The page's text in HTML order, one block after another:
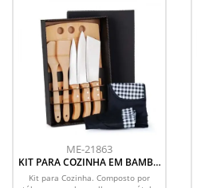
ME-21863
KIT PARA COZINHA EM BAMBU
/ MADEIRA / INOX COM
AVENTAL E TOUCA - 8 PÇS
Kit para Cozinha. Composto por